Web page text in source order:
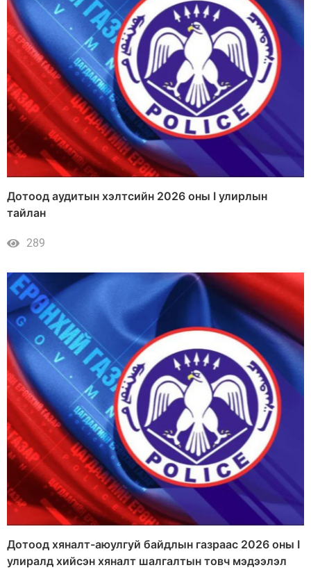
Дотоод аудитын хэлтсийн 2026 оны I улирлын
тайлан
289
Дотоод хяналт-аюулгуй байдлын газраас 2026 оны I
улиралд хийсэн хяналт шалгалтын товч мэдээлэл